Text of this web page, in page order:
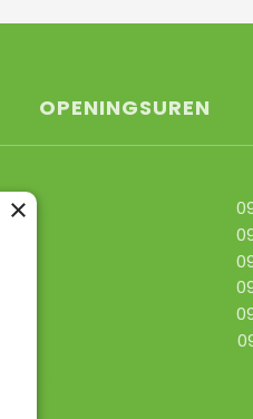
OPENINGSUREN
×